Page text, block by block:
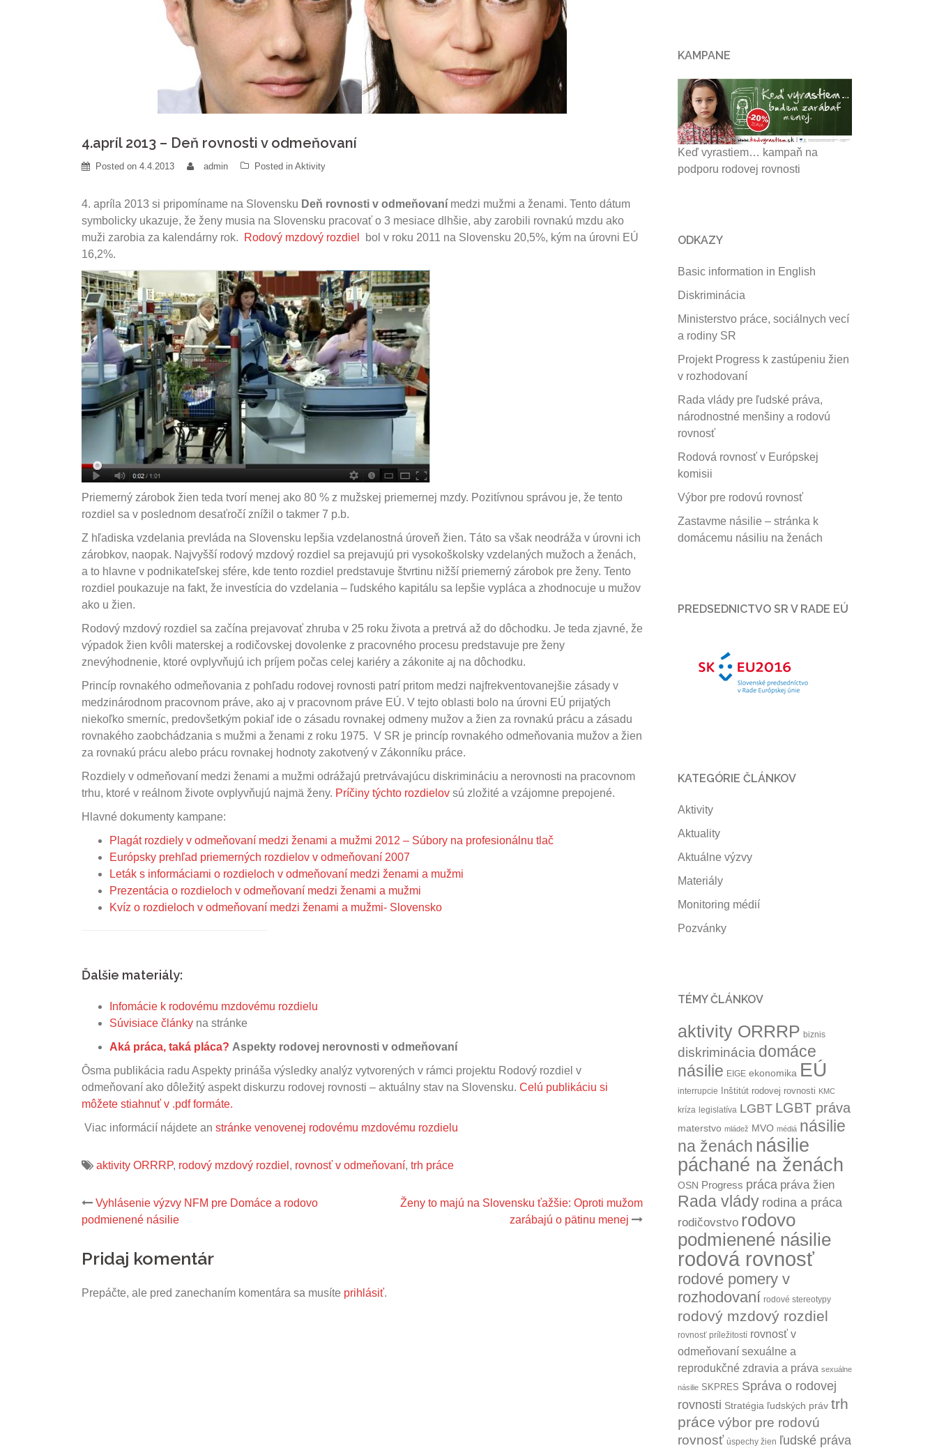
4.apríl 2013 – Deň rovnosti v odmeňovaní
Posted on 4.4.2013 admin Posted in Aktivity
4. apríla 2013 si pripomíname na Slovensku Deň rovnosti v odmeňovaní medzi mužmi a ženami. Tento dátum
symbolicky ukazuje, že ženy musia na Slovensku pracovať o 3 mesiace dlhšie, aby zarobili rovnakú mzdu ako
muži zarobia za kalendárny rok.
Rodový mzdový rozdiel
bol v roku 2011 na Slovensku 20,5%, kým na úrovni EÚ
16,2%.
Priemerný zárobok žien teda tvorí menej ako 80 % z mužskej priemernej mzdy. Pozitívnou správou je, že tento
rozdiel sa v poslednom desaťročí znížil o takmer 7 p.b.
Z hľadiska vzdelania prevláda na Slovensku lepšia vzdelanostná úroveň žien. Táto sa však neodráža v úrovni ich
zárobkov, naopak. Najvyšší rodový mzdový rozdiel sa prejavujú pri vysokoškolsky vzdelaných mužoch a ženách,
a to hlavne v podnikateľskej sfére, kde tento rozdiel predstavuje štvrtinu nižší priemerný zárobok pre ženy. Tento
rozdiel poukazuje na fakt, že investícia do vzdelania – ľudského kapitálu sa lepšie vypláca a zhodnocuje u mužov
ako u žien.
Rodový mzdový rozdiel sa začína prejavovať zhruba v 25 roku života a pretrvá až do dôchodku. Je teda zjavné, že
výpadok žien kvôli materskej a rodičovskej dovolenke z pracovného procesu predstavuje pre ženy
znevýhodnenie, ktoré ovplyvňujú ich príjem počas celej kariéry a zákonite aj na dôchodku.
Princíp rovnakého odmeňovania z pohľadu rodovej rovnosti patrí pritom medzi najfrekventovanejšie zásady v
medzinárodnom pracovnom práve, ako aj v pracovnom práve EÚ. V tejto oblasti bolo na úrovni EÚ prijatých
niekoľko smerníc, predovšetkým pokiaľ ide o zásadu rovnakej odmeny mužov a žien za rovnakú prácu a zásadu
rovnakého zaobchádzania s mužmi a ženami z roku 1975. V SR je princíp rovnakého odmeňovania mužov a žien
za rovnakú prácu alebo prácu rovnakej hodnoty zakotvený v Zákonníku práce.
Rozdiely v odmeňovaní medzi ženami a mužmi odrážajú pretrvávajúcu diskrimináciu a nerovnosti na pracovnom
trhu, ktoré v reálnom živote ovplyvňujú najmä ženy. Príčiny týchto rozdielov sú zložité a vzájomne prepojené.
Hlavné dokumenty kampane:
Plagát rozdiely v odmeňovaní medzi ženami a mužmi 2012 – Súbory na profesionálnu tlač
Európsky prehľad priemerných rozdielov v odmeňovaní 2007
Leták s informáciami o rozdieloch v odmeňovaní medzi ženami a mužmi
Prezentácia o rozdieloch v odmeňovaní medzi ženami a mužmi
Kvíz o rozdieloch v odmeňovaní medzi ženami a mužmi- Slovensko
Ďalšie materiály:
Infomácie k rodovému mzdovému rozdielu
Súvisiace články na stránke
Aká práca, taká pláca? Aspekty rodovej nerovnosti v odmeňovaní
Ôsma publikácia radu Aspekty prináša výsledky analýz vytvorených v rámci projektu Rodový rozdiel v
odmeňovaní ako dôležitý aspekt diskurzu rodovej rovnosti – aktuálny stav na Slovensku. Celú publikáciu si
môžete stiahnuť v .pdf formáte.
Viac informácií nájdete an stránke venovenej rodovému mzdovému rozdielu
aktivity ORRRP, rodový mzdový rozdiel , rovnosť v odmeňovaní, trh práce
Post
navigation
Vyhlásenie výzvy NFM pre Domáce a rodovo
podmienené násilie
Ženy to majú na Slovensku ťažšie: Oproti mužom
zarábajú o pätinu menej
Pridaj komentár
Prepáčte, ale pred zanechaním komentára sa musíte prihlásiť.
KAMPANE
Keď vyrastiem… kampaň na
podporu rodovej rovnosti
ODKAZY
Basic information in English
Diskriminácia
Ministerstvo práce, sociálnych vecí
a rodiny SR
Projekt Progress k zastúpeniu žien
v rozhodovaní
Rada vlády pre ľudské práva,
národnostné menšiny a rodovú
rovnosť
Rodová rovnosť v Európskej
komisii
Výbor pre rodovú rovnosť
Zastavme násilie – stránka k
domácemu násiliu na ženách
PREDSEDNICTVO SR V RADE EÚ
KATEGÓRIE ČLÁNKOV
Aktivity
Aktuality
Aktuálne výzvy
Materiály
Monitoring médií
Pozvánky
TÉMY ČLÁNKOV
aktivity ORRRP biznis
diskriminácia domáce
násilie EIGE ekonomika EÚ
interrupcie Inštitút rodovej rovnosti KMC
kríza legislatíva LGBT LGBT práva
materstvo mládež MVO médiá násilie
na ženách násilie
páchané na ženách
OSN Progress práca práva žien
Rada vlády rodina a práca
rodičovstvo rodovo
podmienené násilie
rodová rovnosť
rodové pomery v
rozhodovaní rodové stereotypy
rodový mzdový rozdiel
rovnosť príležitostí rovnosť v
odmeňovaní sexuálne a
reprodukčné zdravia a práva sexuálne
násilie SKPRES Správa o rodovej
rovnosti Stratégia ľudských práv trh
práce výbor pre rodovú
rovnosť úspechy žien ľudské práva